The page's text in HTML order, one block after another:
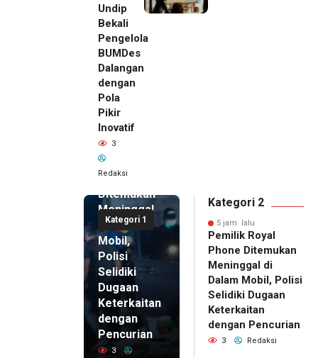
Undip
Bekali
Pengelola
BUMDes
Dalangan
dengan
Pola
Pikir
Inovatif
3
Redaksi
Kategori 1
Pemilik
Royal
Phone
Ditemukan
Meninggal
di Dalam
Mobil,
Polisi
Selidiki
Dugaan
Keterkaitan
dengan
Pencurian
3
Kategori 2
5 jam lalu
Pemilik Royal
Phone Ditemukan
Meninggal di
Dalam Mobil, Polisi
Selidiki Dugaan
Keterkaitan
dengan Pencurian
3 Redaksi